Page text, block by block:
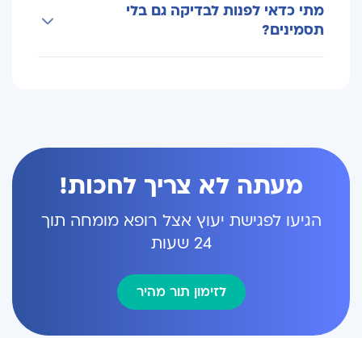
מעיים, בהתאם לסוג הבדיקה או ההליך. הצוות
הרפואי מספק הנחיות מדויקות מראש.
מתי כדאי לפנות לבדיקה גם בלי
תסמינים?
מעתה לא צריך לחכות!
הגיעו לפגישת יעוץ אצל רופא מומחה תוך
24 שעות
לזימון תור מהיר